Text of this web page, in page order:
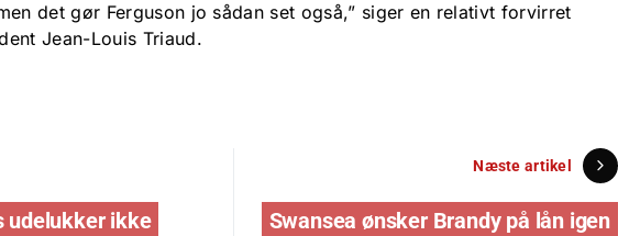
det gør Ferguson jo sådan set også,” siger en relativt forvirret
Jean-Louis Triaud.
udelukker ikke
Næste artikel
Swansea ønsker Brandy på lån igen